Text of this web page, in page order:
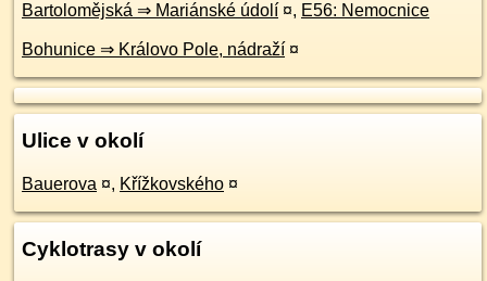
Bartolomějská ⇒ Mariánské údolí ¤, E56: Nemocnice
Bohunice ⇒ Královo Pole, nádraží ¤
Ulice v okolí
Bauerova ¤, Křížkovského ¤
Cyklotrasy v okolí